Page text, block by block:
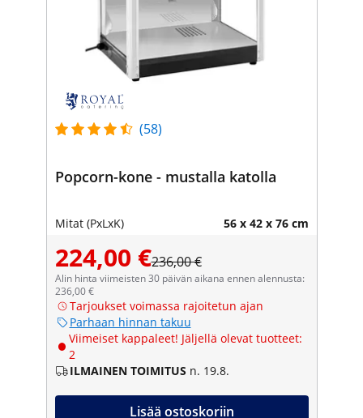
(58)
Popcorn-kone - mustalla katolla
Mitat (PxLxK) 56 x 42 x 76 cm
224,00 €236,00 €
Alin hinta viimeisten 30 päivän aikana ennen alennusta:
236,00 €
Tarjoukset voimassa rajoitetun ajan
Parhaan hinnan takuu
Viimeiset kappaleet! Jäljellä olevat tuotteet:
2
ILMAINEN TOIMITUS n. 19.8.
Lisää ostoskoriin